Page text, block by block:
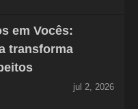
em Vocês:
transforma
jul 2, 2026